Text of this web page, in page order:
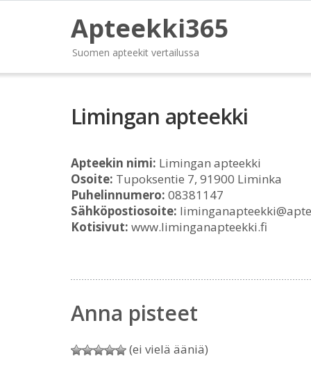
Apteekki365
Suomen apteekit vertailussa
Limingan apteekki
Apteekin nimi: Limingan apteekki
Osoite: Tupoksentie 7, 91900 Liminka
Puhelinnumero: 08381147
Sähköpostiosoite:
Kotisivut: www.liminganapteekki.fi
Anna pisteet
(ei vielä ääniä)